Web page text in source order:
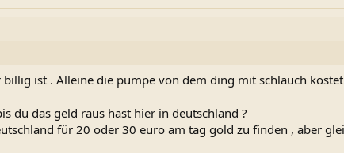
ist . Alleine die pumpe von dem ding mit schlauch
du das geld raus hast hier in deutschland ?
für 20 oder 30 euro am tag gold zu finden , aber